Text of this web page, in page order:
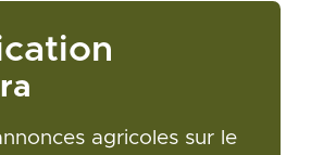
agricoles sur le